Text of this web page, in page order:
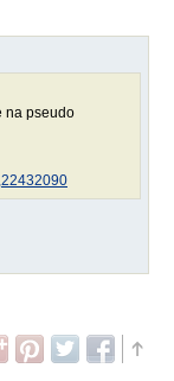
na pseudo